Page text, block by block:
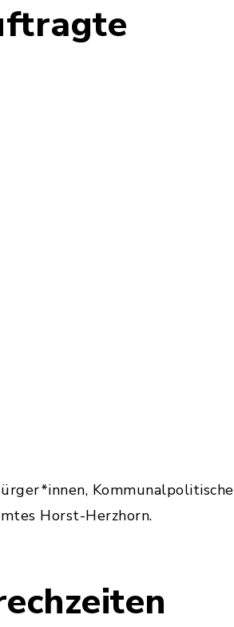
Kommunalpolitische
Horst-Herzhorn.